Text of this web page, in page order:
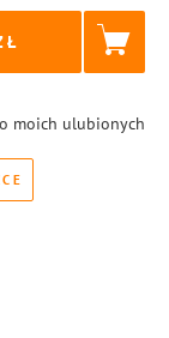
moich ulubionych